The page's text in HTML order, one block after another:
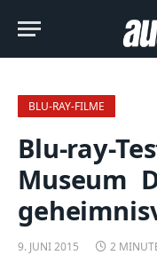
BLU-RAY-FILME
Blu-ray-
Museum 
9. JUNI 2015 2